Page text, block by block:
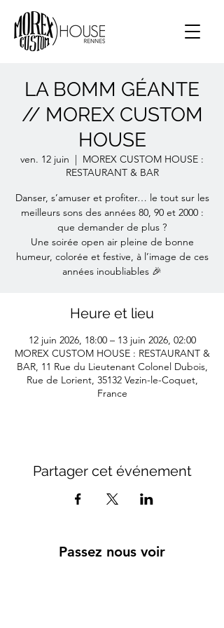
LA BOMM GÉANTE
// MOREX CUSTOM
HOUSE
ven. 12 juin
  |
MOREX CUSTOM HOUSE :
RESTAURANT & BAR
Danser, s’amuser et profiter… le tout sur les
meilleurs sons des années 80, 90 et 2000 :
que demander de plus ?
Une soirée open air pleine de bonne
humeur, colorée et festive, à l’image de ces
années inoubliables 🎉
Heure et lieu
12 juin 2026, 18:00 – 13 juin 2026, 02:00
MOREX CUSTOM HOUSE : RESTAURANT &
BAR, 11 Rue du Lieutenant Colonel Dubois,
Rue de Lorient, 35132 Vezin-le-Coquet,
France
Partager cet événement
Passez nous voir